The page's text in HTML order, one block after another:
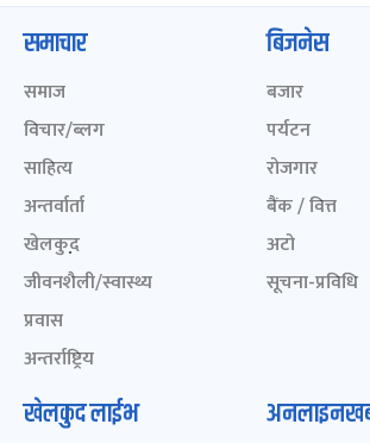
समाचार
समाज
विचार/ब्लग
साहित्य
अन्तर्वार्ता
खेलकुद़़
जीवनशैली/स्वास्थ्य
प्रवास
अन्तर्राष्ट्रिय
बिजनेस
बजार
पर्यटन
रोजगार
बैंक / वित्त
अटो
सूचना-प्रविधि
खेलकुद लाईभ